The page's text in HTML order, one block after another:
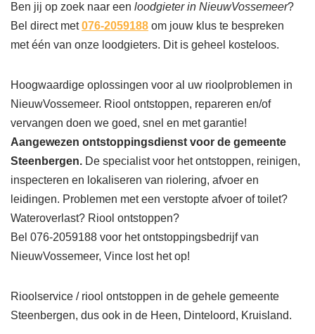
Ben jij op zoek naar een loodgieter in NieuwVossemeer?
Bel direct met076-2059188 om jouw klus te bespreken
met één van onze loodgieters. Dit is geheel kosteloos.
Hoogwaardige oplossingen voor al uw rioolproblemen in
NieuwVossemeer. Riool ontstoppen, repareren en/of
vervangen doen we goed, snel en met garantie!
Aangewezen ontstoppingsdienst voor de gemeente
Steenbergen. De specialist voor het ontstoppen, reinigen,
inspecteren en lokaliseren van riolering, afvoer en
leidingen. Problemen met een verstopte afvoer of toilet?
Wateroverlast? Riool ontstoppen?
Bel 076-2059188 voor het ontstoppingsbedrijf van
NieuwVossemeer, Vince lost het op!
Rioolservice / riool ontstoppen in de gehele gemeente
Steenbergen, dus ook in de Heen, Dinteloord, Kruisland.